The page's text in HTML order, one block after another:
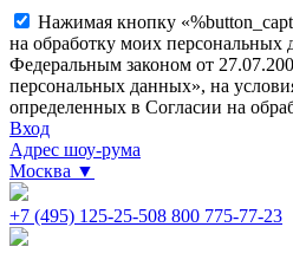
Нажимая кнопку
на обработку моих персональных
Федеральным законом от
персональных данных», на
определенных в Согласии на
Вход
Адрес шоу-рума
Москва ▼
+7 (495) 125-25-508 800 775-77-23